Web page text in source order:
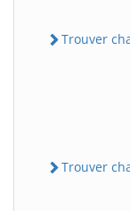
Trouver
Trouver